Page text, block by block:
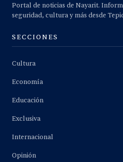
Portal de noticias de Nayarit.
seguridad, cultura y más desde
SECCIONES
Cultura
Economía
Educación
Exclusiva
Internacional
Opinión